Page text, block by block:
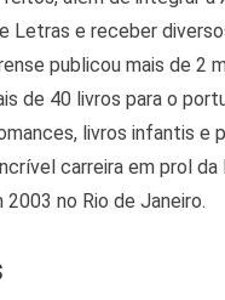
Letras e receber
publicou mais de 2
de 40 livros para o
livros infantis e
carreira em prol da
no Rio de Janeiro.